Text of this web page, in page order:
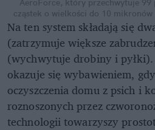
AeroForce, który przechwytuje 99
cząstek o wielkości do 10 mikronów
Na ten system składają się
(zatrzymuje większe
(wychwytuje drobiny i
okazuje się wybawieniem,
oczyszczenia domu z psich i
roznoszonych przez
technologii towarzyszy